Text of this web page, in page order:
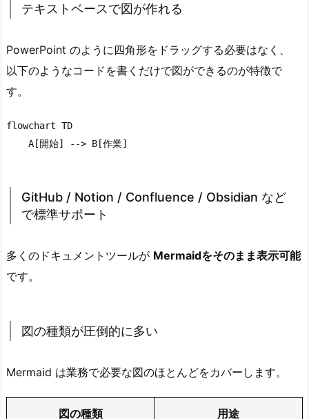
テキストベースで図が作れる
PowerPoint のように四角形をドラッグする必要はなく、
以下のようなコードを書くだけで図ができるのが特徴で
す。
flowchart TD
GitHub / Notion / Confluence / Obsidian など
で標準サポート
多くのドキュメントツールが Mermaidをそのまま表示可能
です。
図の種類が圧倒的に多い
Mermaid は業務で必要な図のほとんどをカバーします。
図の種類 用途